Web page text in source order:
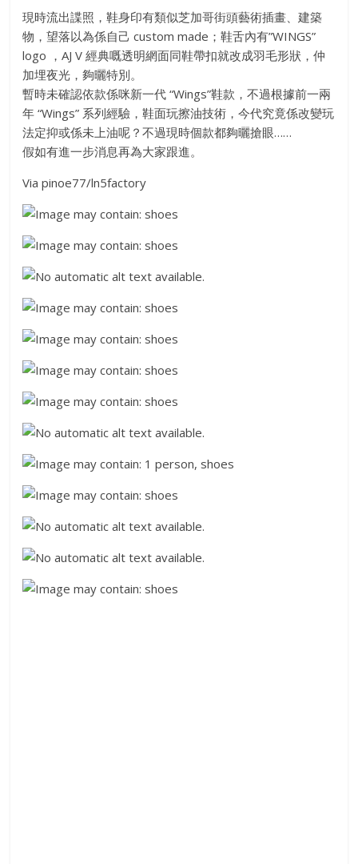
現時流出諜照，鞋身印有類似芝加哥街頭藝術插畫、建築
物，望落以為係自己 custom made；鞋舌內有”WINGS”
logo ，AJ V 經典嘅透明網面同鞋帶扣就改成羽毛形狀，仲
加埋夜光，夠曬特別。
暫時未確認依款係咪新一代 “Wings”鞋款，不過根據前一兩
年 “Wings” 系列經驗，鞋面玩擦油技術，今代究竟係改變玩
法定抑或係未上油呢？不過現時個款都夠曬搶眼……
假如有進一步消息再為大家跟進。
Via pinoe77/ln5factory